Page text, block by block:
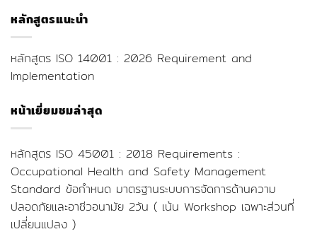
หลักสูตรแนะนำ
หลักสูตร ISO 14001 : 2026 Requirement and
Implementation
หน้าเยี่ยมชมล่าสุด
หลักสูตร ISO 45001 : 2018 Requirements :
Occupational Health and Safety Management
Standard ข้อกำหนด มาตรฐานระบบการจัดการด้านความ
ปลอดภัยและอาชีวอนามัย 2วัน ( เน้น Workshop เฉพาะส่วนที่
เปลี่ยนแปลง )